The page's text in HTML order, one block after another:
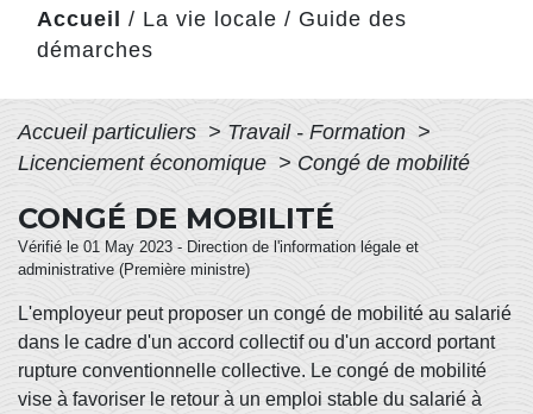
Accueil / La vie locale / Guide des
démarches
Accueil particuliers > Travail - Formation >
Licenciement économique > Congé de mobilité
CONGÉ DE MOBILITÉ
Vérifié le 01 May 2023 - Direction de l'information légale et
administrative (Première ministre)
L'employeur peut proposer un congé de mobilité au salarié
dans le cadre d'un accord collectif ou d'un accord portant
rupture conventionnelle collective. Le congé de mobilité
vise à favoriser le retour à un emploi stable du salarié à